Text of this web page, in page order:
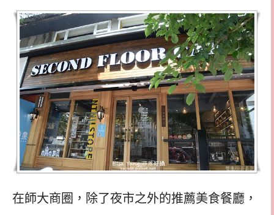
在師大商圈，除了夜市之外的推薦美食餐廳，